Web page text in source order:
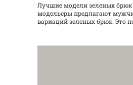
Лучшие модели зеленых брюк
модельеры предлагают
вариаций зеленых брюк. Это